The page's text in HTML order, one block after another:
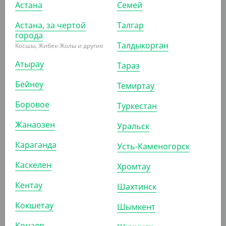
(40.40 ₸
3 248.30
Астана
Астана, за чертой
города
Косшы, Жибек-Жолы и другие
Атырау
Бейнеу
Боровое
Жанаозен
Караганда
Каскелен
Кентау
Кокшетау
Семей
Талгар
Талдыкорган
Тараз
Темиртау
Туркестан
Уральск
Усть-Каменогорск
Хромтау
Шахтинск
Шымкент